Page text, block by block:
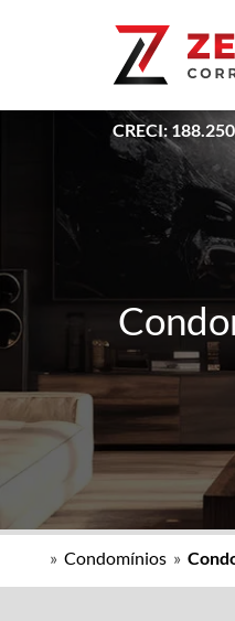
CRECI:
» Condomínios »